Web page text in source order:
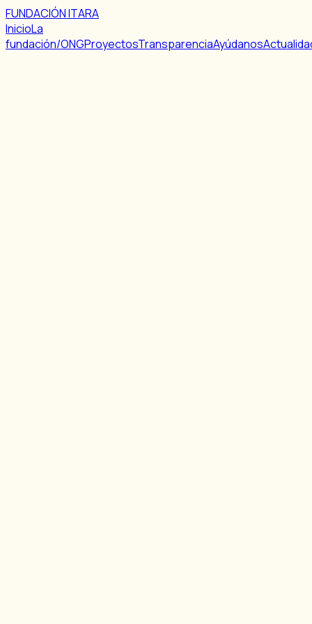
FUNDACIÓN ITARA
InicioLa
fundación/ONGProyectosTransparenciaAyúdanos